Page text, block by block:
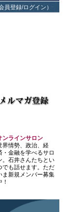
員登録/ログイン）
ンラインサロン
界情勢、政治、経
・金融を学べるサロ
。石井さんたちとい
でも話せます。ただ
ま新規メンバー募集
！